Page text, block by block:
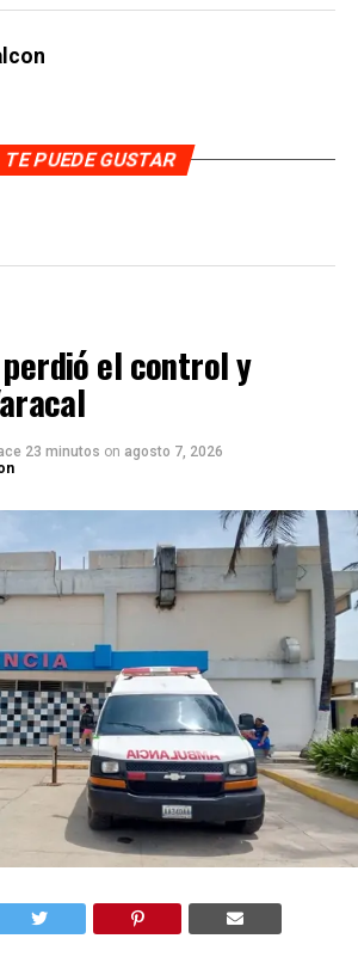
TE PUEDE GUSTAR
el control y
23 minutos on agosto 7, 2026